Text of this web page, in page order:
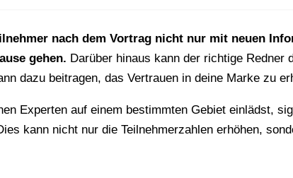
nach dem Vortrag nicht nur mit neuen
gehen. Darüber hinaus kann der richtige Redner
dazu beitragen, das Vertrauen in deine Marke zu
Experten auf einem bestimmten Gebiet einlädst,
kann nicht nur die Teilnehmerzahlen erhöhen,